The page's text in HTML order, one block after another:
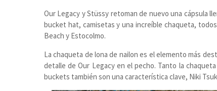
Our Legacy y Stüssy retoman de nuevo una cápsula
bucket hat, camisetas y una increíble chaqueta,
Beach y Estocolmo.
La chaqueta de lona de nailon es el elemento más
detalle de Our Legacy en el pecho. Tanto la
buckets también son una característica clave, Niki